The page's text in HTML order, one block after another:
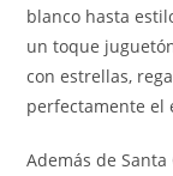
blanco hasta
un toque
con estrellas,
perfectamente el
Además de